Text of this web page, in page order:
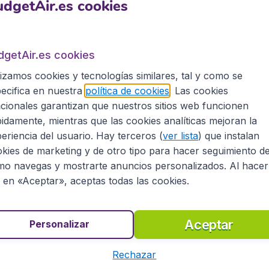
personalizar tu búsqueda de vuelos baratos
para encontrar el mejor precio possible en tus
para el día escogido.
y fácil donde podrás
comparar por precio, hora de
el vuelo que quieras reservar y continuar con el
vuelos a Massachusetts, podrás buscar entre
todo el mundo. Con budgetair.es podrás diseñar y
y protegida.
persona, impuestos incluidos, excluyendo costes de gestión de 9,99€.
cookies
cookies
cookies y tecnologías similares, tal y como se
en nuestra política de cookies . Las cookies
garantizan que nuestros sitios web funcionen
mientras que las cookies analíticas mejoran la
del usuario. Hay terceros (ver lista) que instalan
de marketing y de otro tipo para hacer seguimiento de
navegas y mostrarte anuncios personalizados. Al hacer
en «Aceptar», aceptas todas las cookies.
Aceptar
Personalizar
Rechazar